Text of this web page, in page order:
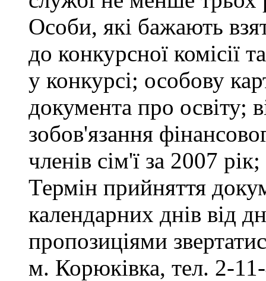
Особи, які бажають
до конкурсної комісії
у конкурсі; особову
документа про освіту;
зобов'язання
членів сім'ї за 2007
Термін прийняття
календарних днів від
пропозиціями
м. Корюківка, тел. 2-